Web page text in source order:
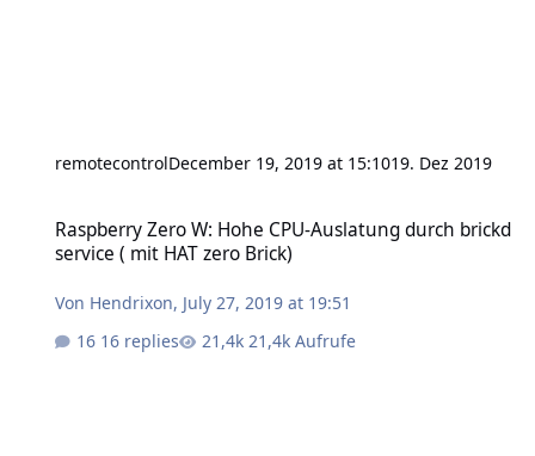
remotecontrolDecember 19, 2019 at 15:1019. Dez 2019
Raspberry Zero W: Hohe CPU-Auslatung durch brickd
service ( mit HAT zero Brick)
Von Hendrixon, July 27, 2019 at 19:51
16 replies
21,4k Aufrufe